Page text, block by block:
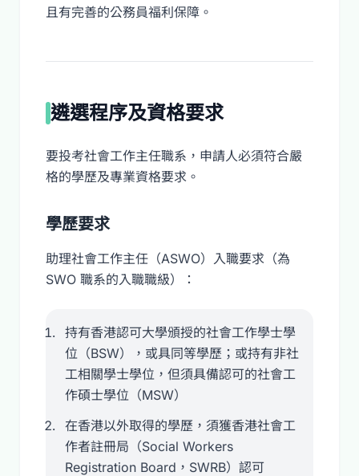
且有完善的公務員福利保障。
遴選程序及資格要求
要投考社會工作主任職系，申請人必須符合嚴
格的學歷及專業資格要求。
學歷要求
助理社會工作主任（ASWO）入職要求（為
SWO 職系的入職職級）：
持有香港認可大學頒授的社會工作學士學
位（BSW），或具同等學歷；或持有非社
工相關學士學位，但須具備認可的社會工
作碩士學位（MSW）
在香港以外取得的學歷，須獲香港社會工
作者註冊局（Social Workers
Registration Board，SWRB）認可